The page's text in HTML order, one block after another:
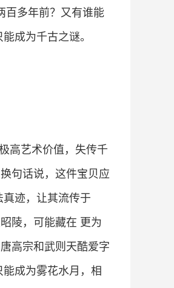
百多年前？又有谁能
成为千古之谜。
高艺术价值，失传千
句话说，这件宝贝应
迹，让其流传于
陵，可能藏在 更为
高宗和武则天酷爱字
成为雾花水月，相